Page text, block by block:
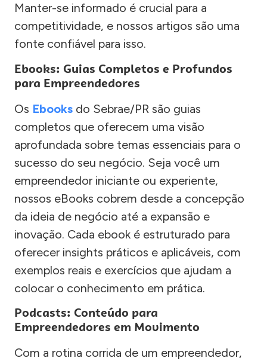
Manter-se informado é crucial para a
competitividade, e nossos artigos são uma
fonte confiável para isso.
Ebooks: Guias Completos e Profundos
para Empreendedores
Os Ebooks do Sebrae/PR são guias
completos que oferecem uma visão
aprofundada sobre temas essenciais para o
sucesso do seu negócio. Seja você um
empreendedor iniciante ou experiente,
nossos eBooks cobrem desde a concepção
da ideia de negócio até a expansão e
inovação. Cada ebook é estruturado para
oferecer insights práticos e aplicáveis, com
exemplos reais e exercícios que ajudam a
colocar o conhecimento em prática.
Podcasts: Conteúdo para
Empreendedores em Movimento
Com a rotina corrida de um empreendedor,